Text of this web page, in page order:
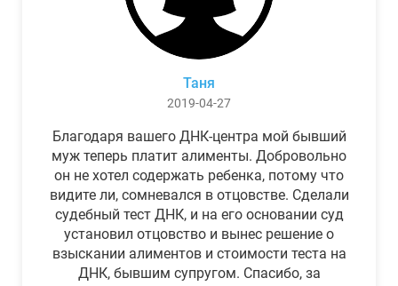
Таня
2019-04-27
Благодаря вашего ДНК-центра мой бывший
муж теперь платит алименты. Добровольно
он не хотел содержать ребенка, потому что
видите ли, сомневался в отцовстве. Сделали
судебный тест ДНК, и на его основании суд
установил отцовство и вынес решение о
взыскании алиментов и стоимости теста на
ДНК, бывшим супругом. Спасибо, за